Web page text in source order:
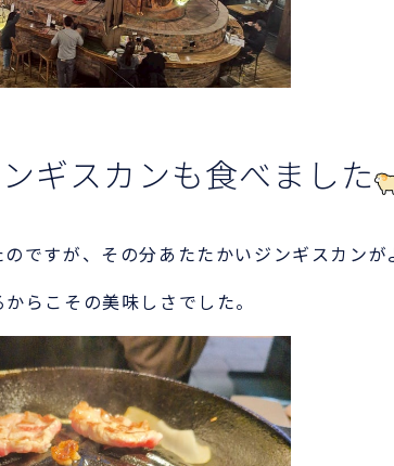
ギスカンも食べました
ですが、その分あたたかいジンギスカン
らこその美味しさでした。